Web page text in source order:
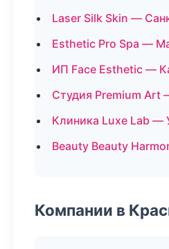
Laser Silk Skin —
Esthetic Pro Spa —
ИП Face Esthetic —
Студия Premium Art
Клиника Luxe Lab —
Beauty Beauty
Компании в